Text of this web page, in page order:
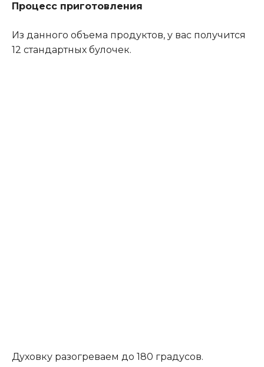
Процесс приготовления
Из данного объема продуктов, у вас получится
12 стандартных булочек.
Духовку разогреваем до 180 градусов.